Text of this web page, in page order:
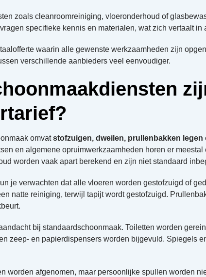
zoals cleanroomreiniging, vloeronderhoud of
specifieke kennis en materialen, wat zich vertaalt in
waarin alle gewenste werkzaamheden zijn
verschillende aanbieders veel eenvoudiger.
omvatstofzuigen, dweilen, prullenbakken legen
en algemene opruimwerkzaamheden horen er
worden vaak apart berekend en zijn niet standaard
je verwachten dat alle vloeren worden gestofzuigd of
natte reiniging, terwijl tapijt wordt gestofzuigd.
bij standaardschoonmaak. Toiletten worden
zeep- en papierdispensers worden bijgevuld. Spiegels
worden afgenomen, maar persoonlijke spullen worden